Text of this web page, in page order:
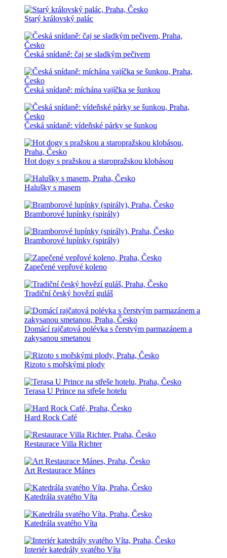
Starý královský palác
Česká snídaně: čaj se sladkým pečivem
Česká snídaně: míchána vajíčka se šunkou
Česká snídaně: vídeňské párky se šunkou
Hot dogy s pražskou a staropražskou klobásou
Halušky s masem
Bramborové lupínky (spirály)
Bramborové lupínky (spirály)
Zapečené vepřové koleno
Tradiční český hovězí guláš
Domácí rajčatová polévka s čerstvým parmazánem a
zakysanou smetanou
Rizoto s mořskými plody
Terasa U Prince na střeše hotelu
Hard Rock Café
Restaurace Villa Richter
Art Restaurace Mánes
Katedrála svatého Víta
Katedrála svatého Víta
Interiér katedrály svatého Víta